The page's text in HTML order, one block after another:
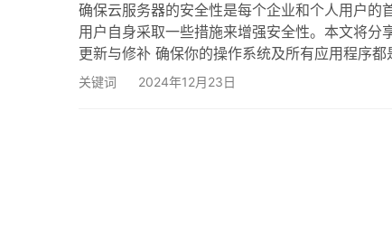
确保云服务器的安全性是每个企业和个人用户
用户自身采取一些措施来增强安全性。本文将
更新与修补 确保你的操作系统及所有应用程序
可以及时为你安装修补程序。若使用自定义软件
关键词 2024年12月23日